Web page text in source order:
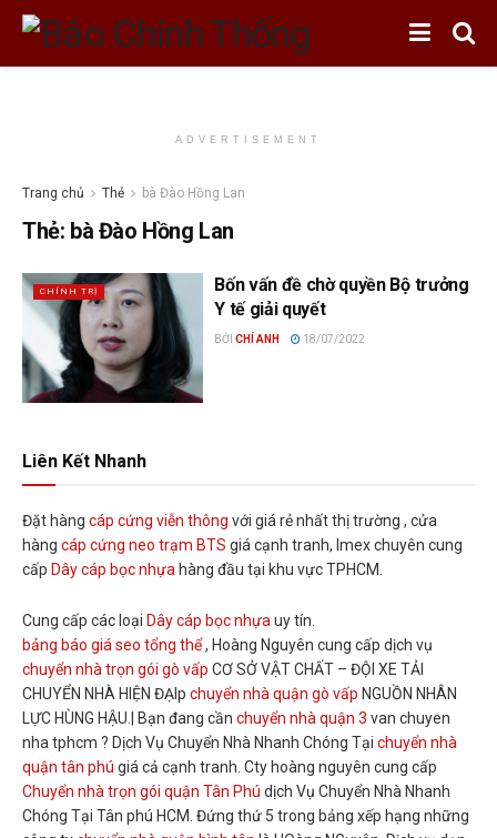
ADVERTISEMENT
Trang chủ Thẻ bà Đào Hồng Lan
Thẻ: bà Đào Hồng Lan
CHÍNH TRỊ
Bốn vấn đề chờ quyền Bộ trưởng
Y tế giải quyết
BỞI CHÍ ANH 18/07/2022
Liên Kết Nhanh
Đặt hàng cáp cứng viễn thông với giá rẻ nhất thị trường , cửa
hàng cáp cứng neo trạm BTS giá cạnh tranh, Imex chuyên cung
cấp Dây cáp bọc nhựa hàng đầu tại khu vực TPHCM.
Cung cấp các loại Dây cáp bọc nhựa uy tín.
bảng báo giá seo tổng thể, Hoàng Nguyên cung cấp dịch vụ
chuyển nhà trọn gói gò vấp CƠ SỞ VẬT CHẤT – ĐỘI XE TẢI
CHUYỂN NHÀ HIỆN ĐẠIp chuyển nhà quận gò vấp NGUỒN NHÂN
LỰC HÙNG HẬU.| Bạn đang cần chuyển nhà quận 3 van chuyen
nha tphcm ? Dịch Vụ Chuyển Nhà Nhanh Chóng Tại chuyển nhà
quận tân phú giá cả cạnh tranh. Cty hoàng nguyên cung cấp
Chuyển nhà trọn gói quận Tân Phú dịch Vụ Chuyển Nhà Nhanh
Chóng Tại Tân phú HCM. Đứng thứ 5 trong bảng xếp hạng những